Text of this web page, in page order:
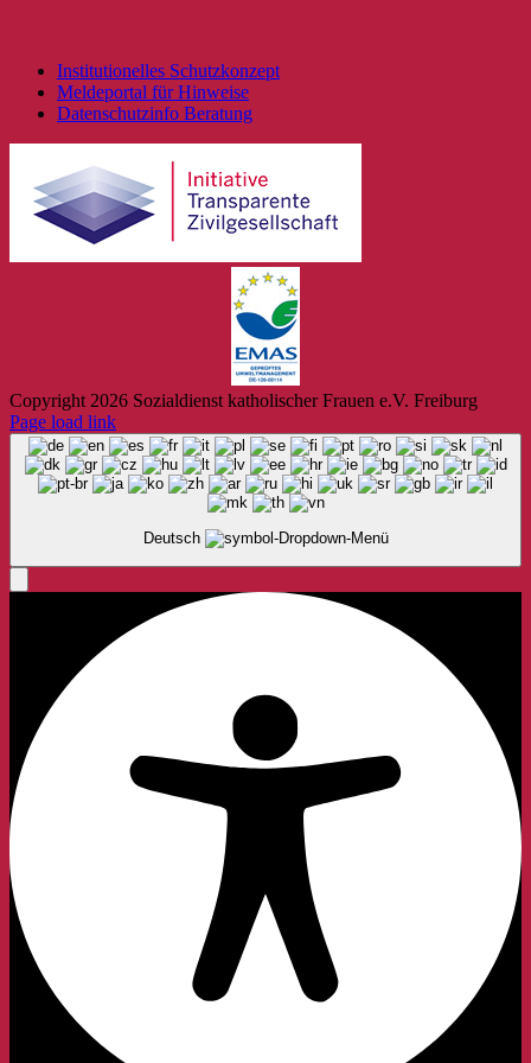
Institutionelles Schutzkonzept
Meldeportal für Hinweise
Datenschutzinfo Beratung
Copyright 2026 Sozialdienst katholischer Frauen e.V. Freiburg
Page load link
Deutsch